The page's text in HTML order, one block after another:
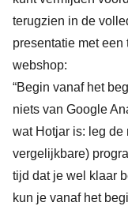
terugzien in de
presentatie met
webshop:
“Begin vanaf het
niets van Google
wat Hotjar is: leg de
vergelijkbare)
tijd dat je wel klaar
kun je vanaf het